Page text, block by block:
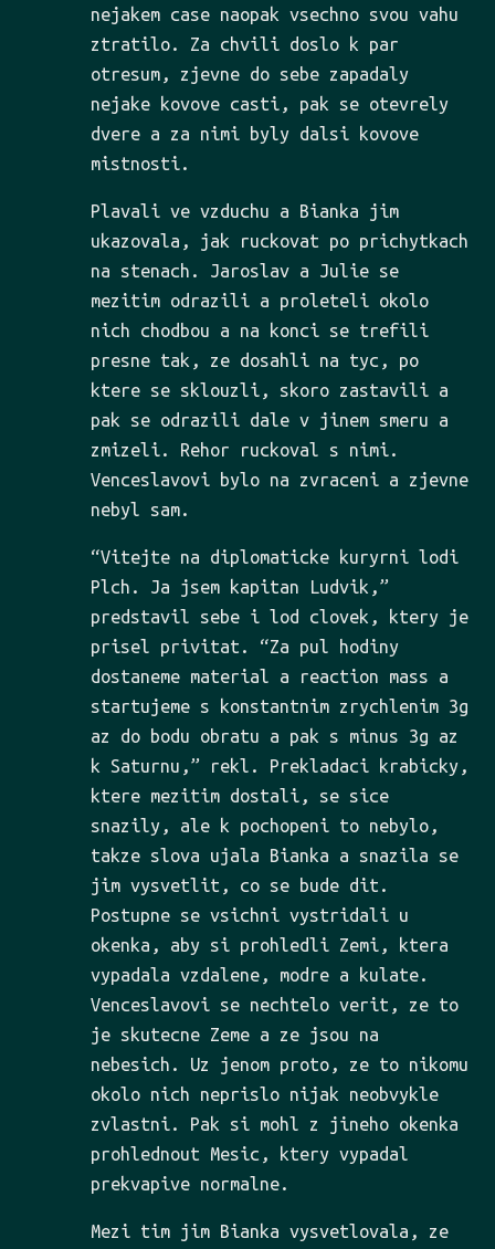
nejakem case naopak vsechno svou vahu
ztratilo. Za chvili doslo k par
otresum, zjevne do sebe zapadaly
nejake kovove casti, pak se otevrely
dvere a za nimi byly dalsi kovove
mistnosti.
Plavali ve vzduchu a Bianka jim
ukazovala, jak ruckovat po prichytkach
na stenach. Jaroslav a Julie se
mezitim odrazili a proleteli okolo
nich chodbou a na konci se trefili
presne tak, ze dosahli na tyc, po
ktere se sklouzli, skoro zastavili a
pak se odrazili dale v jinem smeru a
zmizeli. Rehor ruckoval s nimi.
Venceslavovi bylo na zvraceni a zjevne
nebyl sam.
“Vitejte na diplomaticke kuryrni lodi
Plch. Ja jsem kapitan Ludvik,”
predstavil sebe i lod clovek, ktery je
prisel privitat. “Za pul hodiny
dostaneme material a reaction mass a
startujeme s konstantnim zrychlenim 3g
az do bodu obratu a pak s minus 3g az
k Saturnu,” rekl. Prekladaci krabicky,
ktere mezitim dostali, se sice
snazily, ale k pochopeni to nebylo,
takze slova ujala Bianka a snazila se
jim vysvetlit, co se bude dit.
Postupne se vsichni vystridali u
okenka, aby si prohledli Zemi, ktera
vypadala vzdalene, modre a kulate.
Venceslavovi se nechtelo verit, ze to
je skutecne Zeme a ze jsou na
nebesich. Uz jenom proto, ze to nikomu
okolo nich neprislo nijak neobvykle
zvlastni. Pak si mohl z jineho okenka
prohlednout Mesic, ktery vypadal
prekvapive normalne.
Mezi tim jim Bianka vysvetlovala, ze